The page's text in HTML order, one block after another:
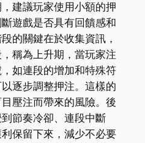
建議玩家使用小額的押
遊戲是否具有回饋感和
的關鍵在於收集資訊，
稱為上升期，當玩家注
如連段的增加和特殊符
逐步調整押注。這樣的
壓注而帶來的風險。後
節奏冷卻、連段中斷
保留下來，減少不必要